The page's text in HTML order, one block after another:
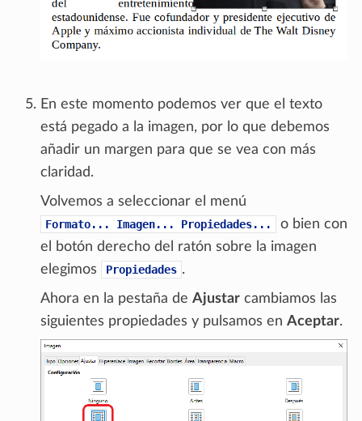
En este momento podemos ver que el texto
está pegado a la imagen, por lo que debemos
añadir un margen para que se vea con más
claridad.
Volvemos a seleccionar el menú
Formato... Imagen... Propiedades...
o bien con
el botón derecho del ratón sobre la imagen
elegimos
Propiedades .
Ahora en la pestaña de Ajustar cambiamos las
siguientes propiedades y pulsamos en Aceptar.